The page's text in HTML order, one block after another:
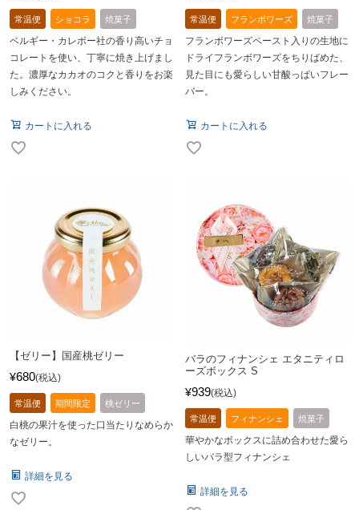
常温便 ショコラ 焼菓子
ベルギー・カレボー社の香り高いチョ
コレートを使い、丁寧に焼き上げまし
た。濃厚なカカオのコクと香りをお楽
しみください。
カートに入れる
常温便 フランボワーズ 焼菓子
フランボワーズペースト入りの生地に
ドライフランボワーズをちりばめた、
見た目にも愛らしい甘酸っぱいフレー
バー。
カートに入れる
【ゼリー】国産桃ゼリー
¥680 税込
常温便 期間限定 桃ゼリー
白桃の果汁を使った口当たりなめらか
なゼリー。
詳細を見る
バラのフィナンシェ エタニティロ
ーズボックス S
¥939 税込
常温便 フィナンシェ 焼菓子
華やかなボックスに詰め合わせた愛ら
しいバラ型フィナンシェ
詳細を見る